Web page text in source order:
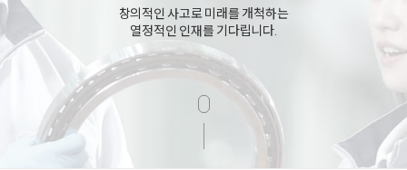
창의적인 사고로 미래를 개척하는
열정적인 인재를 기다립니다.